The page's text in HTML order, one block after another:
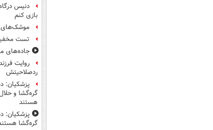
دنیس
بازی کنم
موشک‌های
تست
جاده‌های
روایت
ردصلاحیتش
پزشکیان:
گره‌گشا و
هستند
پزشکیان:
گره‌گشا